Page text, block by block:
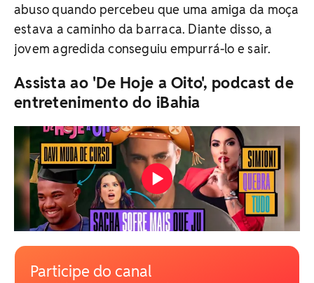
abuso quando percebeu que uma amiga da moça
estava a caminho da barraca. Diante disso, a
jovem agredida conseguiu empurrá-lo e sair.
Assista ao 'De Hoje a Oito', podcast de
entretenimento do iBahia
Participe do canal